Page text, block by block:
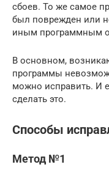
сбоев. То же самое
был поврежден или
иным программным
В основном,
программы
можно исправить. И
сделать это.
Способы
Метод №1